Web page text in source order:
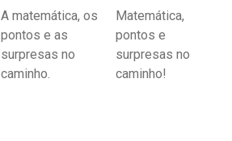
A matemática, os
pontos e as
surpresas no
caminho.
Matemática,
pontos e
surpresas no
caminho!